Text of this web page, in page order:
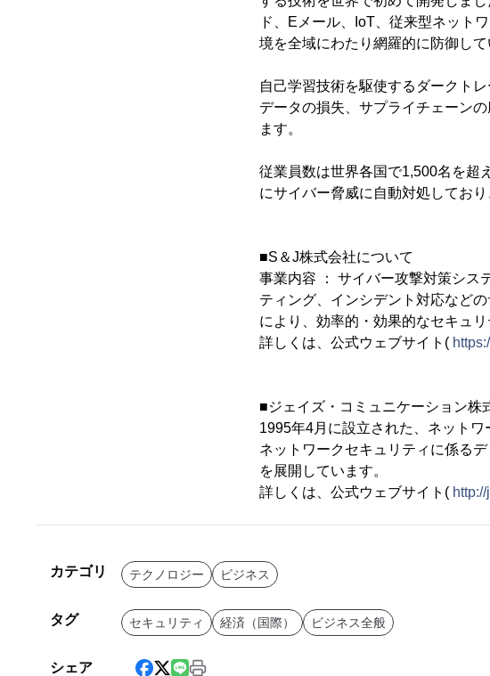
ド、Eメール、IoT、従来型ネット
境を全域にわたり網羅的に防御して
自己学習技術を駆使するダークト
データの損失、サプライチェーン
ます。
従業員数は世界各国で1,500名を超
にサイバー脅威に自動対処してお
■S＆J株式会社について
事業内容 ： サイバー攻撃対策シス
ティング、インシデント対応など
により、効率的・効果的なセキュ
詳しくは、公式ウェブサイト(
■ジェイズ・コミュニケーション株
1995年4月に設立された、ネット
ネットワークセキュリティに係る
を展開しています。
詳しくは、公式ウェブサイト(
カテゴリ テクノロジー ビジネス
タグ セキュリティ 経済（国際） ビジネス全般
シェア